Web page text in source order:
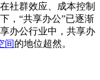
社群效应、成本控制
，“共享办公”已逐渐
办公行业中，共享办
间的地位超然。